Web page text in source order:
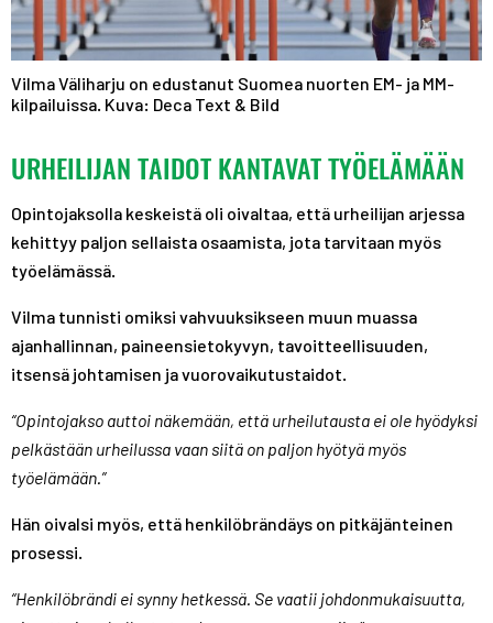
Vilma Väliharju on edustanut Suomea nuorten EM- ja MM-
kilpailuissa. Kuva: Deca Text & Bild
URHEILIJAN TAIDOT KANTAVAT TYÖELÄMÄÄN
Opintojaksolla keskeistä oli oivaltaa, että urheilijan arjessa
kehittyy paljon sellaista osaamista, jota tarvitaan myös
työelämässä.
Vilma tunnisti omiksi vahvuuksikseen muun muassa
ajanhallinnan, paineensietokyvyn, tavoitteellisuuden,
itsensä johtamisen ja vuorovaikutustaidot.
“Opintojakso auttoi näkemään, että urheilutausta ei ole hyödyksi
pelkästään urheilussa vaan siitä on paljon hyötyä myös
työelämään.”
Hän oivalsi myös, että henkilöbrändäys on pitkäjänteinen
prosessi.
“Henkilöbrändi ei synny hetkessä. Se vaatii johdonmukaisuutta,